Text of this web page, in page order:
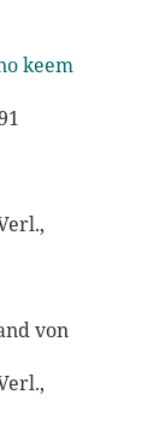
keem
von